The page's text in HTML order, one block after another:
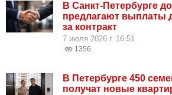
В Санкт-Петербурге
предлагают выплаты
за контракт
7 июля 2026 г. 16:51
1356
В Петербурге 450
получат новые